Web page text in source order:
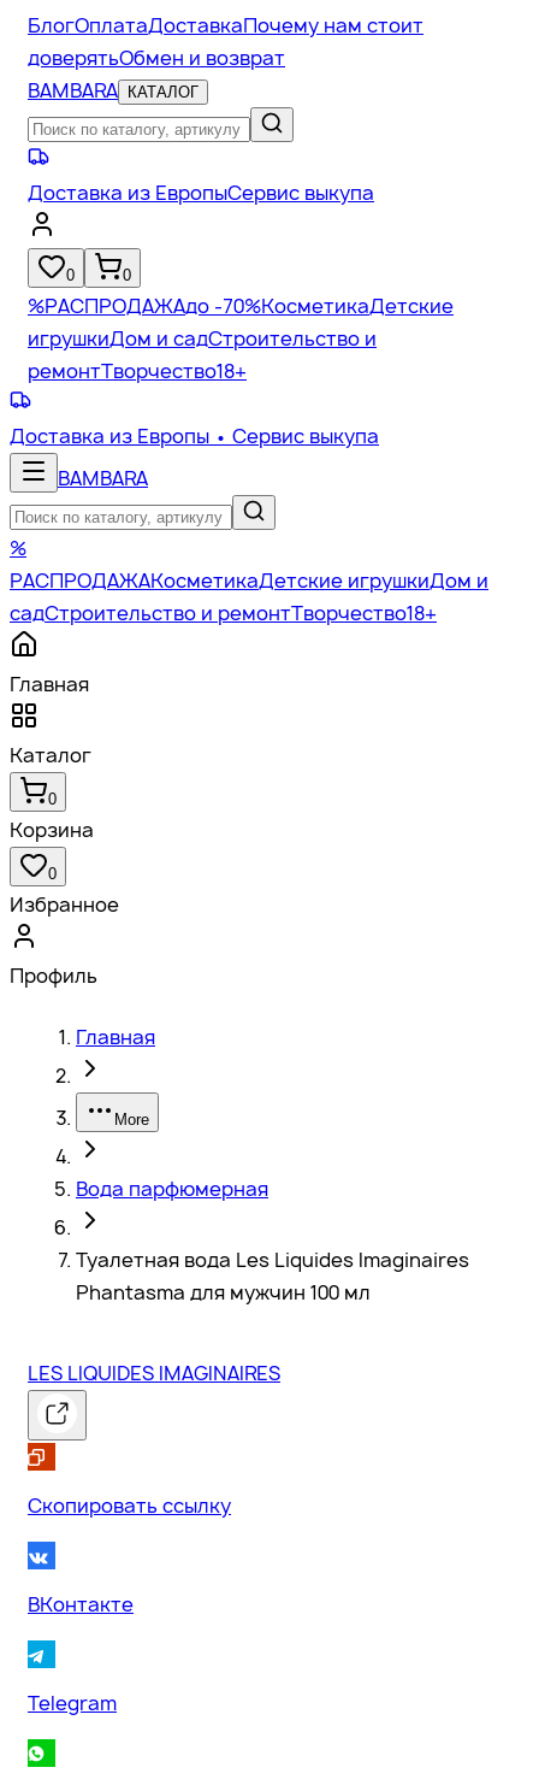
БлогОплатаДоставкаПочему нам стоит
доверятьОбмен и возврат
BAMBARA
КАТАЛОГ
Доставка из ЕвропыСервис выкупа
0 0
%РАСПРОДАЖАдо -70%КосметикаДетские
игрушкиДом и садСтроительство и
ремонтТворчество18+
Доставка из Европы • Сервис выкупа
BAMBARA
%
РАСПРОДАЖАКосметикаДетские игрушкиДом и
садСтроительство и ремонтТворчество18+
Главная
Каталог
0
Корзина
0
Избранное
Профиль
Главная
More
Вода парфюмерная
Туалетная вода Les Liquides Imaginaires
Phantasma для мужчин 100 мл
LES LIQUIDES IMAGINAIRES
Скопировать ссылку
ВКонтакте
Telegram